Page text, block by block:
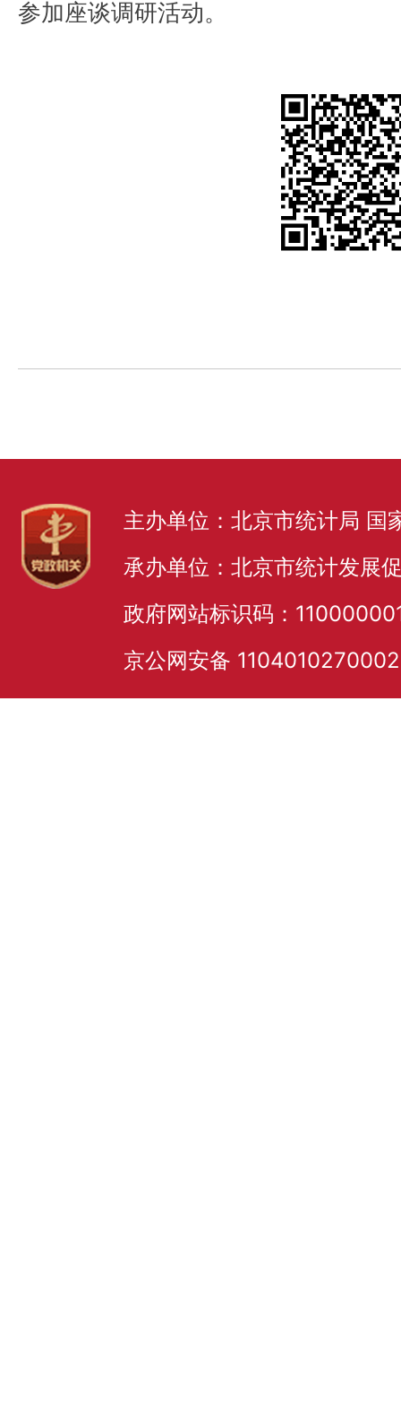
参加座谈调研活动。
主办单位：北京市统计局 国
承办单位：北京市统计发展
政府网站标识码：
京公网安备